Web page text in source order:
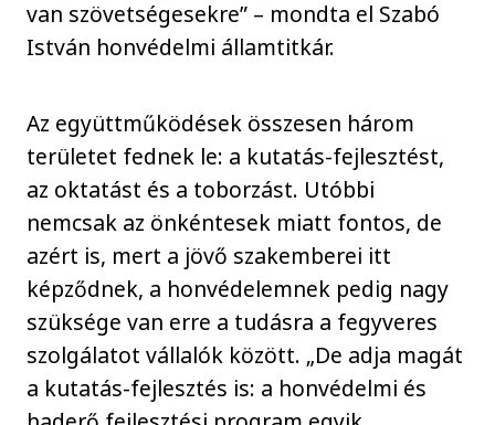
van szövetségesekre” – mondta el Szabó
István honvédelmi államtitkár.
Az együttműködések összesen három
területet fednek le: a kutatás-fejlesztést,
az oktatást és a toborzást. Utóbbi
nemcsak az önkéntesek miatt fontos, de
azért is, mert a jövő szakemberei itt
képződnek, a honvédelemnek pedig nagy
szüksége van erre a tudásra a fegyveres
szolgálatot vállalók között. „De adja magát
a kutatás-fejlesztés is: a honvédelmi és